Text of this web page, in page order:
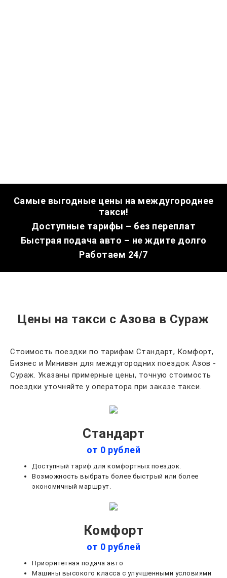
Самые выгодные цены на междугороднее
такси!
Доступные тарифы – без переплат
Быстрая подача авто – не ждите долго
Работаем 24/7
Цены на такси с Азова в Сураж
Стоимость поездки по тарифам Стандарт, Комфорт,
Бизнес и Минивэн для междугородних поездок Азов -
Сураж. Указаны примерные цены, точную стоимость
поездки уточняйте у оператора при заказе такси.
Стандарт
от 0 рублей
Доступный тариф для комфортных поездок.
Возможность выбрать более быстрый или более
экономичный маршрут.
Комфорт
от 0 рублей
Приоритетная подача авто
Машины высокого класса с улучшенными условиями